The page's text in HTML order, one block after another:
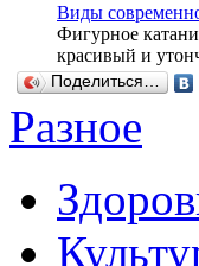
Виды
Фигурное
красивый и
Поделиться…
Разное